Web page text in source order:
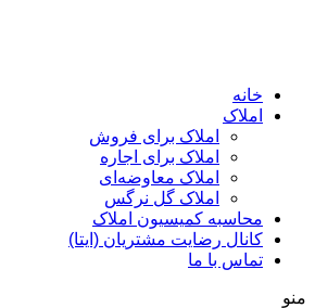
خانه
املاک
املاک برای فروش
املاک برای اجاره
املاک معاوضه‌ای
املاک گل نرگس
محاسبه کمیسیون املاک
کانال رضایت مشتریان (ایتا)
تماس با ما
منو